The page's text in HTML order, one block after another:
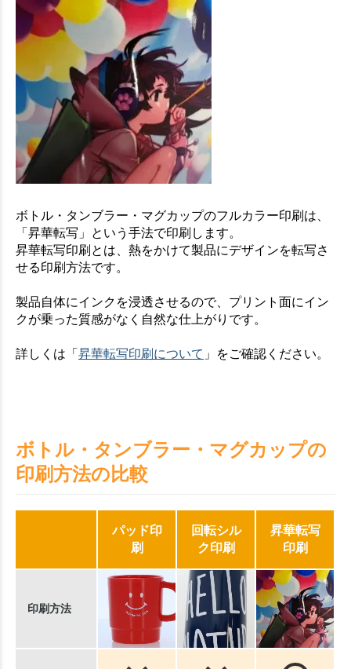
ボトル・タンブラー・マグカップのフルカラー印刷は、
「昇華転写」という手法で印刷します。
昇華転写印刷とは、熱をかけて製品にデザインを転写さ
せる印刷方法です。
製品自体にインクを浸透させるので、プリント面にイン
クが乗った質感がなく自然な仕上がりです。
詳しくは「 昇華転写印刷について 」をご確認ください。
ボトル・タンブラー・マグカップの
印刷方法の比較
パッド印
刷
回転シル
ク印刷
昇華転写
印刷
印刷方法